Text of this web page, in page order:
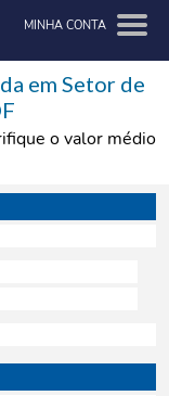
MINHA CONTA
em Setor de
o valor médio